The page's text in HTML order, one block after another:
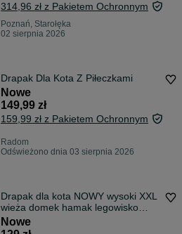
314,96 zł z Pakietem Ochronnym
Poznań, Starołęka
02 sierpnia 2026
Drapak Dla Kota Z Piłeczkami
Nowe
149,99 zł
159,99 zł z Pakietem Ochronnym
Radom
Odświeżono dnia 03 sierpnia 2026
Drapak dla kota NOWY wysoki XXL
wieża domek hamak legowisko
STABILNY
Nowe